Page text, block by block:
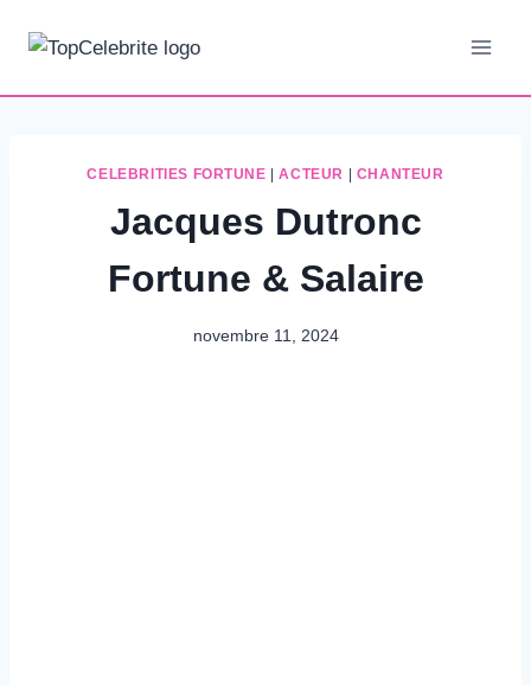
CELEBRITIES FORTUNE |ACTEUR CHANTEUR
Jacques Dutronc
Fortune & Salaire
novembre 11, 2024